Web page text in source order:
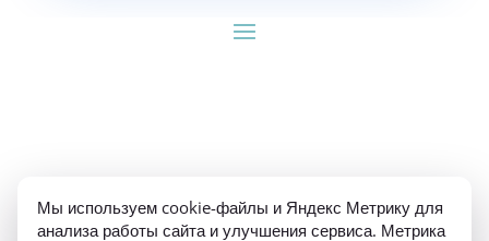
ИП Гуляев Е.А. ОГРН 310784709900570 ИНН
781020474307
Мы используем cookie-файлы и Яндекс Метрику для
анализа работы сайта и улучшения сервиса. Метрика